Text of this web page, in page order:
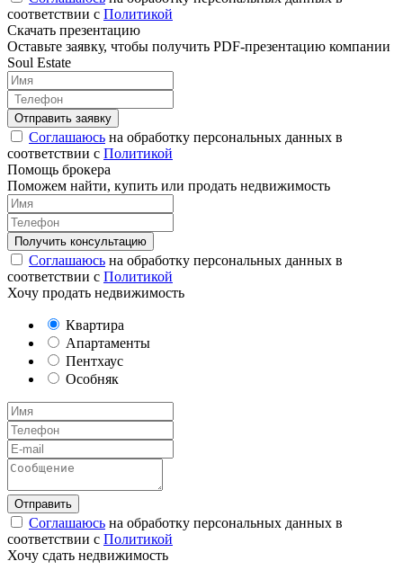
соответствии с Политикой
Скачать презентацию
Оставьте заявку, чтобы получить PDF-презентацию компании
Soul Estate
Соглашаюсь на обработку персональных данных в
соответствии с Политикой
Помощь брокера
Поможем найти, купить или продать недвижимость
Соглашаюсь на обработку персональных данных в
соответствии с Политикой
Хочу продать недвижимость
Квартира
Апартаменты
Пентхаус
Особняк
Соглашаюсь на обработку персональных данных в
соответствии с Политикой
Хочу сдать недвижимость